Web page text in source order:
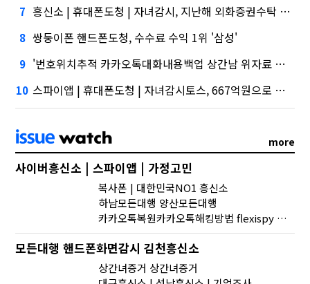
7 흥신소 | 휴대폰도청 | 자녀감시, 지난해 외화증권수탁 수수료 규모 6946억원
8 쌍둥이폰 핸드폰도청, 수수료 수익 1위 '삼성'
9 '번호위치추적 카카오톡대화내용백업 상간남 위자료 아내의외도' 시장 열렸다…LG 먼저 '첫 테이프'
10 스파이앱 | 휴대폰도청 | 자녀감시토스, 667억원으로 수수료 수익 5위권 진입
more
사이버흥신소 | 스파이앱 | 가정고민
복사폰 | 대한민국NO1 흥신소
하남모든대행 양산모든대행
카카오톡복원카카오톡해킹방법 flexispy 카카오톡해킹및각종해킹.스마트폰복제.복제폰.쌍둥이폰팝니다#카카오톡해킹#스마트폰해킹..
모든대행 핸드폰화면감시 김천흥신소
상간녀증거 상간녀증거